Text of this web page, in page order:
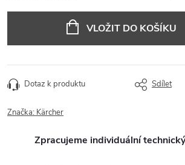
VLOŽIT DO KOŠÍKU
Dotaz k produktu Sdílet
Značka: Kärcher
Zpracujeme individuální